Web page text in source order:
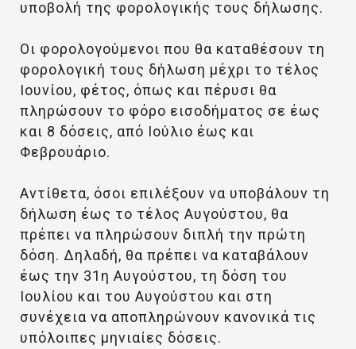
υποβολή της φορολογικής τους δήλωσης.
Οι φορολογούμενοι που θα καταθέσουν τη
φορολογική τους δήλωση μέχρι το τέλος
Ιουνίου, φέτος, όπως και πέρυσι θα
πληρώσουν το φόρο εισοδήματος σε έως
και 8 δόσεις, από Ιούλιο έως και
Φεβρουάριο.
Αντίθετα, όσοι επιλέξουν να υποβάλουν τη
δήλωση έως το τέλος Αυγούστου, θα
πρέπει να πληρώσουν διπλή την πρώτη
δόση. Δηλαδή, θα πρέπει να καταβάλουν
έως την 31η Αυγούστου, τη δόση του
Ιουλίου και του Αυγούστου και στη
συνέχεια να αποπληρώνουν κανονικά τις
υπόλοιπες μηνιαίες δόσεις.